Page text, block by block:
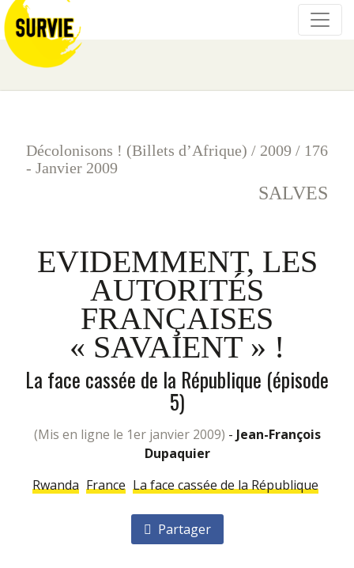
Décolonisons ! (Billets d’Afrique) / 2009 / 176
- Janvier 2009
SALVES
EVIDEMMENT, LES
AUTORITÉS
FRANÇAISES
« SAVAIENT » !
La face cassée de la République (épisode
5)
(mis en ligne le 1er janvier 2009) - Jean-François
Dupaquier
Rwanda France La face cassée de la République
Partager